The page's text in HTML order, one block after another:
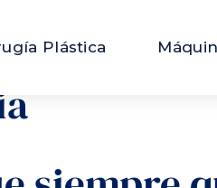
Plástica
en